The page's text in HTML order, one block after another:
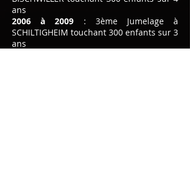
ans
2006 à 2009 : 3ème Jumelage à
SCHILTIGHEIM touchant 300 enfants sur 3
ans